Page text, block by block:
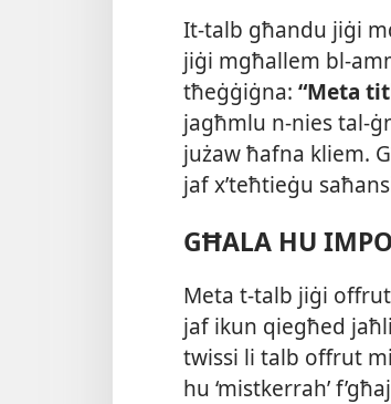
It-​talb għandu jiġi
jiġi mgħallem bl-​
tħeġġiġna: “Meta
jagħmlu n-​nies tal-​
jużaw ħafna kliem.
jaf x’teħtieġu
GĦALA HU
Meta t-​talb jiġi
jaf ikun qiegħed
twissi li talb offrut
hu ‘mistkerrah’